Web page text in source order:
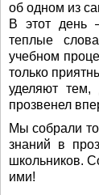
об одном из
В этот день
теплые
учебном
только
уделяют тем,
прозвенел
Мы собрали
знаний в
школьников.
ими!